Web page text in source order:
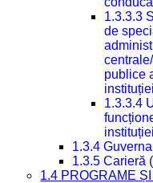
1.3.3.3
de
publice
instituției
1.3.3.4
instituției
1.3.4
1.3.5 Carieră
1.4 PROGRAME ȘI